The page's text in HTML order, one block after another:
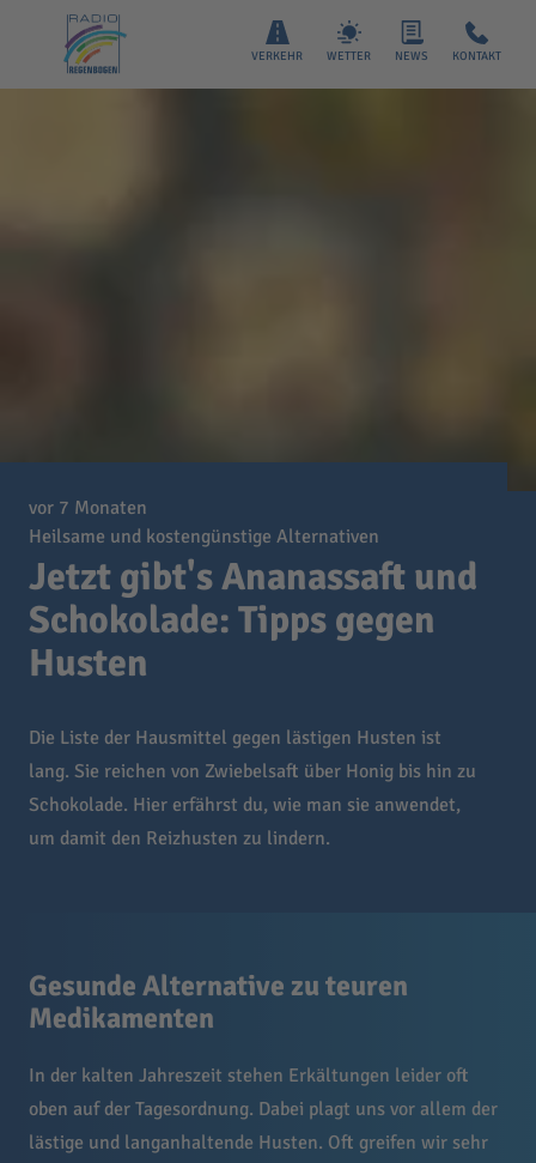
VERKEHR WETTER NEWS KONTAKT
vor 7 Monaten
Heilsame und kostengünstige Alternativen
Jetzt gibt's Ananassaft und
Schokolade: Tipps gegen
Husten
Die Liste der Hausmittel gegen lästigen Husten ist
lang. Sie reichen von Zwiebelsaft über Honig bis hin zu
Schokolade. Hier erfährst du, wie man sie anwendet,
um damit den Reizhusten zu lindern.
Gesunde Alternative zu teuren
Medikamenten
In der kalten Jahreszeit stehen Erkältungen leider oft
oben auf der Tagesordnung. Dabei plagt uns vor allem der
lästige und langanhaltende Husten. Oft greifen wir sehr